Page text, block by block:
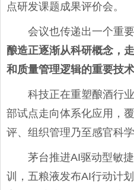
点研发课题成果评价会。
会议也传递出一个重要
酿造正逐渐从科研概念，
和质量管理逻辑的重要技
科技正在重塑酿酒行
部试点走向体系化应用，
评、组织管理乃至感官科学
茅台推进AI驱动型敏
训，五粮液发布AI行动计